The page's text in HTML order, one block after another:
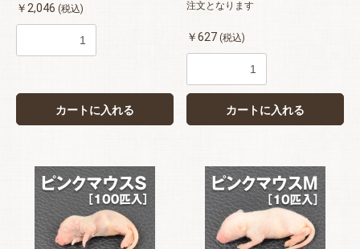
￥2,046 (税込)
カートに入れる
注文となります
￥627 (税込)
カートに入れる